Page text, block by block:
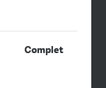
Complet